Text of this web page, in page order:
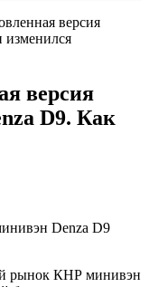
версия
изменился
версия
D9. Как
Denza D9
рынок КНР минивэн